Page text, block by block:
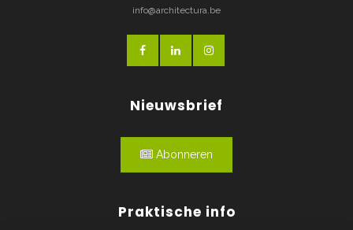
info@architectura.be
Nieuwsbrief
Abonneren
Praktische info